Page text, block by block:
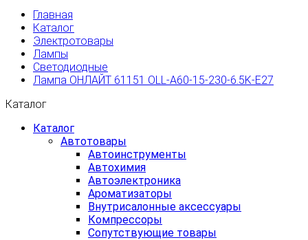
Главная
Каталог
Электротовары
Лампы
Светодиодные
Лампа ОНЛАЙТ 61151 OLL-A60-15-230-6.5K-E27
Каталог
Каталог
Автотовары
Автоинструменты
Автохимия
Автоэлектроника
Ароматизаторы
Внутрисалонные аксессуары
Компрессоры
Сопутствующие товары